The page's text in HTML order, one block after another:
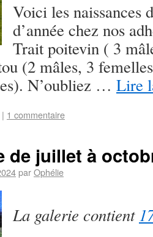
Voici les naissances
d’année chez nos
Trait poitevin ( 3
(2 mâles, 3
N’oubliez … Lire
| 1 commentaire
de juillet à
parOphélie
La galerie contient